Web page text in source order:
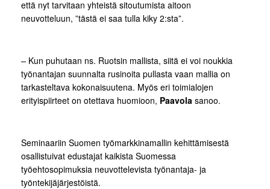
että nyt tarvitaan yhteistä sitoutumista aitoon
neuvotteluun, ”tästä ei saa tulla kiky 2:sta”.
– Kun puhutaan ns. Ruotsin mallista, siitä ei voi noukkia
työnantajan suunnalta rusinoita pullasta vaan mallia on
tarkasteltava kokonaisuutena. Myös eri toimialojen
erityispiirteet on otettava huomioon, Paavola sanoo.
Seminaariin Suomen työmarkkinamallin kehittämisestä
osallistuivat edustajat kaikista Suomessa
työehtosopimuksia neuvottelevista työnantaja- ja
työntekijäjärjestöistä.